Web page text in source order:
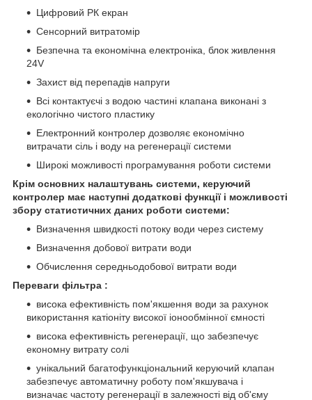
Цифровий РК екран
Сенсорний витратомір
Безпечна та економічна електроніка, блок живлення
24V
Захист від перепадів напруги
Всі контактуєчі з водою частині клапана виконані з
екологічно чистого пластику
Електронний контролер дозволяє економічно
витрачати сіль і воду на регенерації системи
Широкі можливості програмування роботи системи
Крім основних налаштувань системи, керуючий
контролер має наступні додаткові функції і можливості
збору статистичних даних роботи системи:
Визначення швидкості потоку води через систему
Визначення добової витрати води
Обчислення середньодобової витрати води
Переваги фільтра :
висока ефективність пом'якшення води за рахунок
використання катіоніту високої іонообмінної ємності
висока ефективність регенерації, що забезпечує
економну витрату солі
унікальний багатофункціональний керуючий клапан
забезпечує автоматичну роботу пом'якшувача і
визначає частоту регенерації в залежності від об'єму